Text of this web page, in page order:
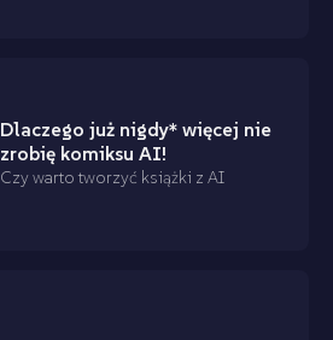
Dlaczego już nigdy* więcej nie
zrobię komiksu AI!
Czy warto tworzyć książki z AI